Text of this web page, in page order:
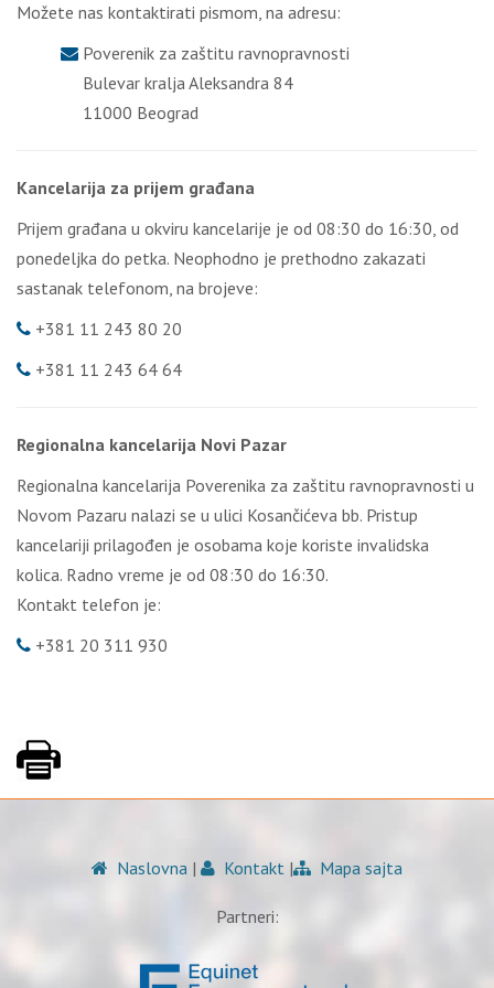
Možete nas kontaktirati pismom, na adresu:
Poverenik za zaštitu ravnopravnosti
Bulevar kralja Aleksandra 84
11000 Beograd
Kancelarija za prijem građana
Prijem građana u okviru kancelarije je od 08:30 do 16:30, od
ponedeljka do petka. Neophodno je prethodno zakazati
sastanak telefonom, na brojeve:
+381 11 243 80 20
+381 11 243 64 64
Regionalna kancelarija Novi Pazar
Regionalna kancelarija Poverenika za zaštitu ravnopravnosti u
Novom Pazaru nalazi se u ulici Kosančićeva bb. Pristup
kancelariji prilagođen je osobama koje koriste invalidska
kolica. Radno vreme je od 08:30 do 16:30.
Kontakt telefon je:
+381 20 311 930
Naslovna | Kontakt | Mapa sajta
Partneri: